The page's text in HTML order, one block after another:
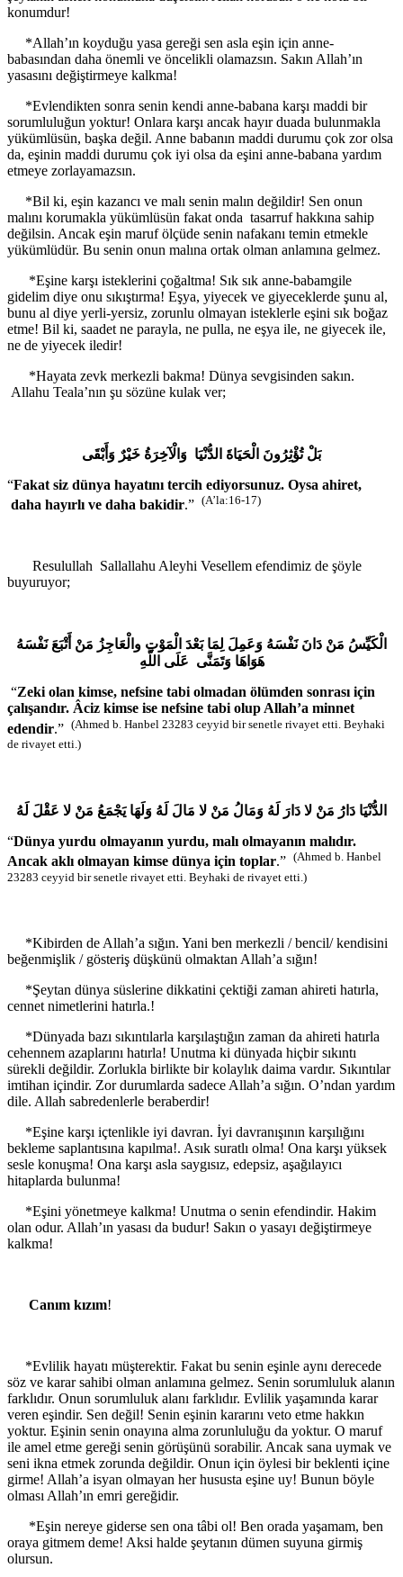
konumdur!
*Allah’ın koyduğu yasa gereği sen asla eşin için anne-
babasından daha önemli ve öncelikli olamazsın. Sakın Allah’ın
yasasını değiştirmeye kalkma!
*Evlendikten sonra senin kendi anne-babana karşı maddi bir
sorumluluğun yoktur! Onlara karşı ancak hayır duada bulunmakla
yükümlüsün, başka değil. Anne babanın maddi durumu çok zor olsa
da, eşinin maddi durumu çok iyi olsa da eşini anne-babana yardım
etmeye zorlayamazsın.
*Bil ki, eşin kazancı ve malı senin malın değildir! Sen onun
malını korumakla yükümlüsün fakat onda tasarruf hakkına sahip
değilsin. Ancak eşin maruf ölçüde senin nafakanı temin etmekle
yükümlüdür. Bu senin onun malına ortak olman anlamına gelmez.
*Eşine karşı isteklerini çoğaltma! Sık sık anne-babamgile
gidelim diye onu sıkıştırma! Eşya, yiyecek ve giyeceklerde şunu al,
bunu al diye yerli-yersiz, zorunlu olmayan isteklerle eşini sık boğaz
etme! Bil ki, saadet ne parayla, ne pulla, ne eşya ile, ne giyecek ile,
ne de yiyecek iledir!
*Hayata zevk merkezli bakma! Dünya sevgisinden sakın.
Allahu Teala’nın şu sözüne kulak ver;
بَلْ تُؤْثِرُونَ الْحَيَاةَ الدُّنْيَا وَالْآخِرَةُ خَيْرٌ وَأَبْقَى
“Fakat siz dünya hayatını tercih ediyorsunuz. Oysa ahiret,
daha hayırlı ve daha bakidir.” (A’la:16-17)
Resulullah Sallallahu Aleyhi Vesellem efendimiz de şöyle
buyuruyor;
الْكَيِّسُ مَنْ دَانَ نَفْسَهُ وَعَمِلَ لِمَا بَعْدَ الْمَوْتِ والْعَاجِزُ مَنْ أَتْبَعَ نَفْسَهُ
هَوَاهَا وَتَمَنَّى عَلَى اللَّهِ
“Zeki olan kimse, nefsine tabi olmadan ölümden sonrası için
çalışandır. Âciz kimse ise nefsine tabi olup Allah’a minnet
edendir.” (Ahmed b. Hanbel 23283 ceyyid bir senetle rivayet etti. Beyhaki
de rivayet etti.)
الدُّنْيَا دَارُ مَنْ لا دَارَ لَهُ وَمَالُ مَنْ لا مَالَ لَهُ وَلَهَا يَجْمَعُ مَنْ لا عَقْلَ لَهُ
“Dünya yurdu olmayanın yurdu, malı olmayanın malıdır.
Ancak aklı olmayan kimse dünya için toplar.” (Ahmed b. Hanbel
23283 ceyyid bir senetle rivayet etti. Beyhaki de rivayet etti.)
*Kibirden de Allah’a sığın. Yani ben merkezli / bencil/ kendisini
beğenmişlik / gösteriş düşkünü olmaktan Allah’a sığın!
*Şeytan dünya süslerine dikkatini çektiği zaman ahireti hatırla,
cennet nimetlerini hatırla.!
*Dünyada bazı sıkıntılarla karşılaştığın zaman da ahireti hatırla
cehennem azaplarını hatırla! Unutma ki dünyada hiçbir sıkıntı
sürekli değildir. Zorlukla birlikte bir kolaylık daima vardır. Sıkıntılar
imtihan içindir. Zor durumlarda sadece Allah’a sığın. O’ndan yardım
dile. Allah sabredenlerle beraberdir!
*Eşine karşı içtenlikle iyi davran. İyi davranışının karşılığını
bekleme saplantısına kapılma!. Asık suratlı olma! Ona karşı yüksek
sesle konuşma! Ona karşı asla saygısız, edepsiz, aşağılayıcı
hitaplarda bulunma!
*Eşini yönetmeye kalkma! Unutma o senin efendindir. Hakim
olan odur. Allah’ın yasası da budur! Sakın o yasayı değiştirmeye
kalkma!
Canım kızım!
*Evlilik hayatı müşterektir. Fakat bu senin eşinle aynı derecede
söz ve karar sahibi olman anlamına gelmez. Senin sorumluluk alanın
farklıdır. Onun sorumluluk alanı farklıdır. Evlilik yaşamında karar
veren eşindir. Sen değil! Senin eşinin kararını veto etme hakkın
yoktur. Eşinin senin onayına alma zorunluluğu da yoktur. O maruf
ile amel etme gereği senin görüşünü sorabilir. Ancak sana uymak ve
seni ikna etmek zorunda değildir. Onun için öylesi bir beklenti içine
girme! Allah’a isyan olmayan her hususta eşine uy! Bunun böyle
olması Allah’ın emri gereğidir.
*Eşin nereye giderse sen ona tâbi ol! Ben orada yaşamam, ben
oraya gitmem deme! Aksi halde şeytanın dümen suyuna girmiş
olursun.